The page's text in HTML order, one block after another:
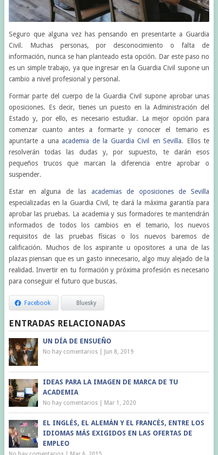
Seguro que alguna vez has pensando en presentarte a Guardia
Civil. Muchas personas, por desconocimiento o falta de
información, nunca se han planteado esta opción. Dar este paso no
es un simple trabajo, ya que ingresar en la Guardia Civil supone un
cambio a nivel profesional y personal.
Formar parte del cuerpo de la Guardia Civil supone aprobar unas
oposiciones. Es decir, tienes un puesto en la Administración del
Estado y, por ello, es necesario estudiar. La mejor opción para
comenzar cuanto antes a formarte y conocer el temario es
apuntarte a unaacademia de la Guardia Civil en Sevilla. Ellos te
resolverán todas las dudas y, por supuesto, te darán esos
pequeños trucos que marcan la diferencia entre aprobar o
suspender.
Estar en alguna de las academias de oposiciones de Sevilla
especializadas en la Guardia Civil, te dará la máxima garantía para
aprobar las pruebas. La academia y sus formadores te mantendrán
informados de todos los cambios en el temario, los nuevos
requisitos de las pruebas físicas o los nuevos baremos de
calificación. Muchos de los aspirante u opositores a una de las
plazas piensan que es un gasto innecesario, algo muy alejado de la
realidad. Invertir en tu formación y próxima profesión es necesario
para conseguir el futuro que buscas.
Facebook Bluesky
ENTRADAS RELACIONADAS
UN DÍA DE ENSUEÑO
No hay comentarios| Jun 8, 2019
IDEAS PARA LA IMAGEN DE MARCA DE TU
ACADEMIA
No hay comentarios| Mar 1, 2020
EL INGLÉS, EL ALEMÁN Y EL FRANCÉS, ENTRE LOS
IDIOMAS MÁS EXIGIDOS EN LAS OFERTAS DE
EMPLEO